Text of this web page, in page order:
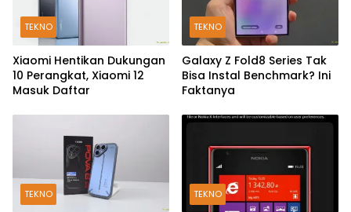
TEKNO
Xiaomi Hentikan Dukungan
10 Perangkat, Xiaomi 12
Masuk Daftar
TEKNO
Galaxy Z Fold8 Series Tak
Bisa Instal Benchmark? Ini
Faktanya
TEKNO TEKNO